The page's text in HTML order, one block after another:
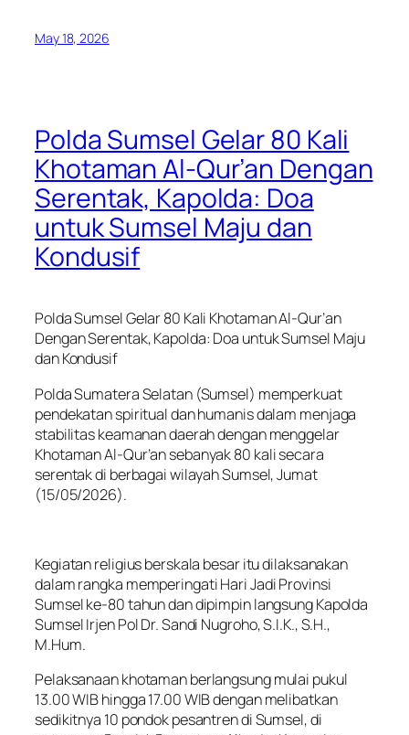
May 18, 2026
Polda Sumsel Gelar 80 Kali
Khotaman Al-Qur’an Dengan
Serentak, Kapolda: Doa
untuk Sumsel Maju dan
Kondusif
Polda Sumsel Gelar 80 Kali Khotaman Al-Qur’an
Dengan Serentak, Kapolda: Doa untuk Sumsel Maju
dan Kondusif
Polda Sumatera Selatan (Sumsel) memperkuat
pendekatan spiritual dan humanis dalam menjaga
stabilitas keamanan daerah dengan menggelar
Khotaman Al-Qur’an sebanyak 80 kali secara
serentak di berbagai wilayah Sumsel, Jumat
(15/05/2026).
Kegiatan religius berskala besar itu dilaksanakan
dalam rangka memperingati Hari Jadi Provinsi
Sumsel ke-80 tahun dan dipimpin langsung Kapolda
Sumsel Irjen Pol Dr. Sandi Nugroho, S.I.K., S.H.,
M.Hum.
Pelaksanaan khotaman berlangsung mulai pukul
13.00 WIB hingga 17.00 WIB dengan melibatkan
sedikitnya 10 pondok pesantren di Sumsel, di